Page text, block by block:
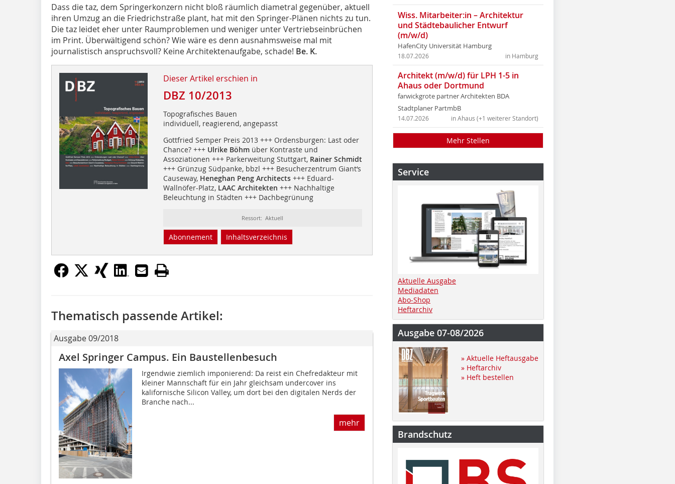
Dass die taz, dem Springerkonzern nicht bloß räumlich diametral gegenüber, aktuell
ihren Umzug an die Friedrichstraße plant, hat mit den Springer-Plänen nichts zu tun.
Die taz leidet eher unter Raumproblemen und weniger unter Vertriebseinbrüchen
im Print. Überwältigend schön? Wie wäre es denn ausnahmsweise mal mit
journalistisch anspruchsvoll? Keine Architektenaufgabe, schade! Be. K.
Dieser Artikel erschien in
DBZ 10/2013
Topografisches Bauen
individuell, reagierend, angepasst
Gottfried Semper Preis 2013 +++ Ordensburgen: Last oder
Chance? +++Ulrike Böhmüber Kontraste und
Assoziationen +++ Parkerweitung Stuttgart, Rainer Schmidt
+++ Grünzug Südpanke, bbzl +++ Besucherzentrum Giant‘s
Causeway, Heneghan Peng Architects+++ Eduard-
Wallnöfer-Platz,LAAC Architekten +++ Nachhaltige
Beleuchtung in Städten +++ Dachbegrünung
Ressort: Aktuell
Abonnement Inhaltsverzeichnis
Thematisch passende Artikel:
Ausgabe 09/2018
Axel Springer Campus. Ein Baustellenbesuch
Irgendwie ziemlich imponierend: Da reist ein Chefredakteur mit
kleiner Mannschaft für ein Jahr gleichsam undercover ins
kalifornische Silicon Valley, um dort bei den digitalen Nerds der
Branche nach...
mehr
Wiss. Mitarbeiter:in – Architektur
und Städtebaulicher Entwurf
(m/w/d)
HafenCity Universität Hamburg
in Hamburg
18.07.2026
Architekt (m/w/d) für LPH 1-5 in
Ahaus oder Dortmund
farwickgrote partner Architekten BDA
Stadtplaner PartmbB
in Ahaus (+1 weiterer Standort)
14.07.2026
Mehr Stellen
Service
Aktuelle Ausgabe
Mediadaten
Abo-Shop
Heftarchiv
Ausgabe 07-08/2026
» Aktuelle Heftausgabe
» Heftarchiv
» Heft bestellen
Brandschutz